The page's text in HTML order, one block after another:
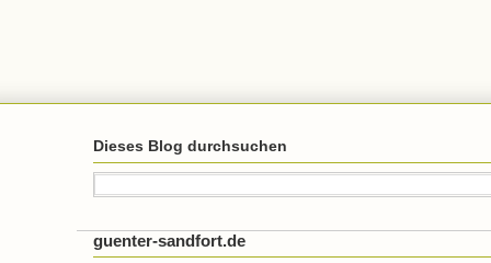
Dieses Blog durchsuchen
guenter-sandfort.de